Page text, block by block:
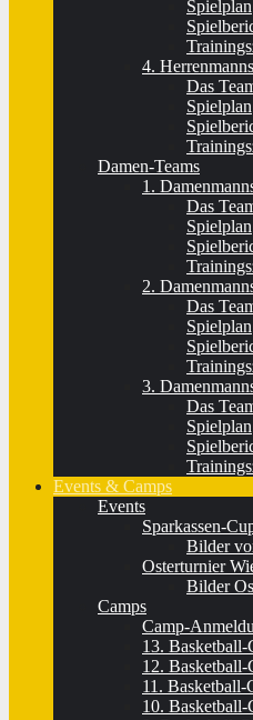
Spielplan
4.
Das
Spielplan
Damen-Teams
1.
Das
Spielplan
2.
Das
Spielplan
3.
Das
Spielplan
Events & Camps
Events
Sparkassen-
Bilder
Osterturnier
Bilder
Camps
Camp-
13. Basketball-
12. Basketball-
11. Basketball-
10. Basketball-